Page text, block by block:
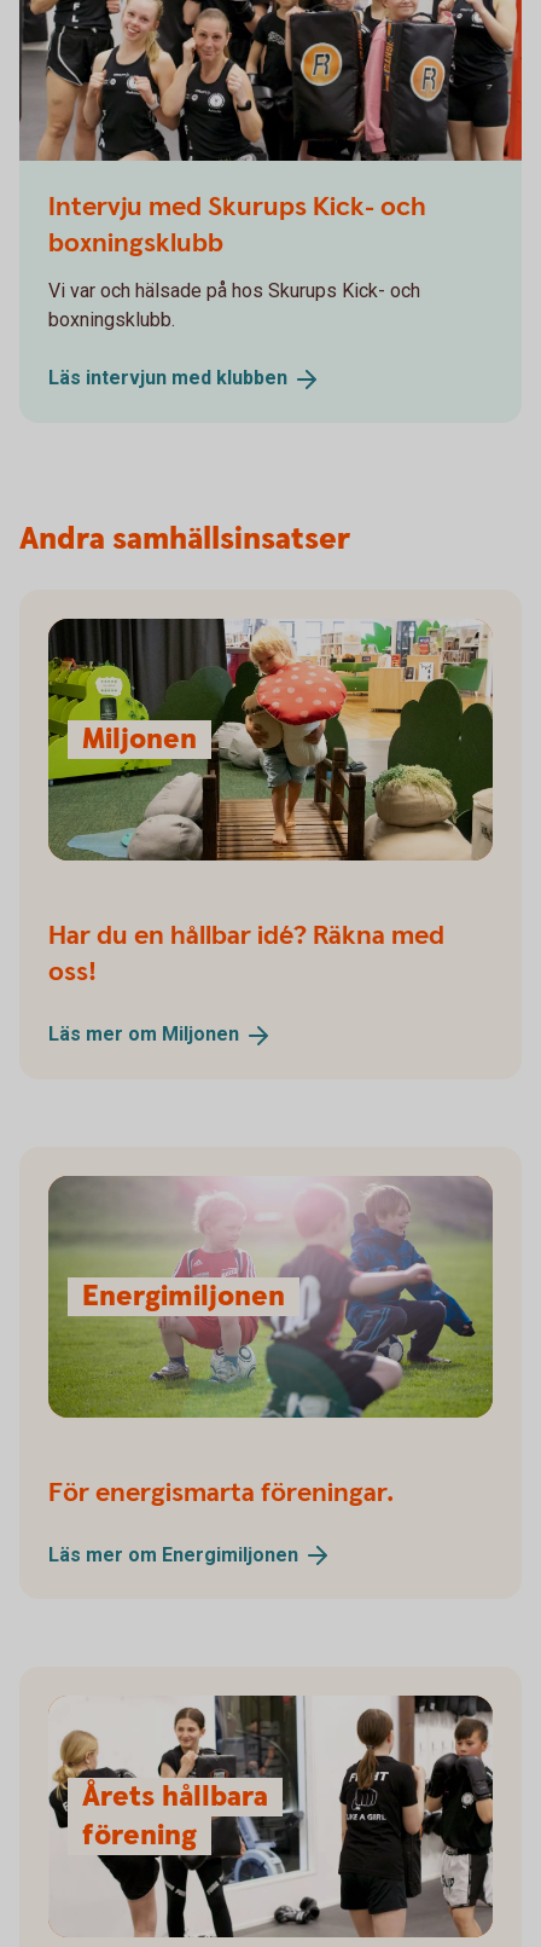
Intervju med Skurups Kick- och
boxningsklubb
Vi var och hälsade på hos Skurups Kick- och
boxningsklubb.
Läs intervjun med klubben
Andra samhällsinsatser
Miljonen
Har du en hållbar idé? Räkna med
oss!
Läs mer om Miljonen
För energismarta föreningar.
Läs mer om Energimiljonen
Energimiljonen
Årets hållbara
förening